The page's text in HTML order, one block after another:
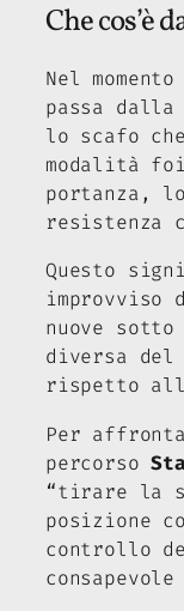
Che cos’è
Nel
passa
lo scafo
modalità
portanza,
resistenza
Questo
improvviso
nuove
diversa del
rispetto
Per
percorso
“tirare la
posizione
controllo